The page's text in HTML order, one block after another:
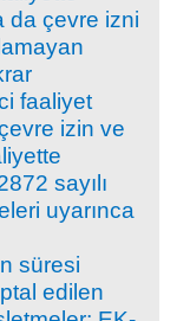
da çevre izni
faaliyet
izin ve
sayılı
uyarınca
süresi
edilen